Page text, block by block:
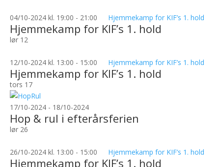
04/10-2024 kl. 19:00 - 21:00 Hjemmekamp for KIF’s 1. hold
Hjemmekamp for KIF’s 1. hold
lør 12
12/10-2024 kl. 13:00 - 15:00 Hjemmekamp for KIF’s 1. hold
Hjemmekamp for KIF’s 1. hold
tors 17
17/10-2024- 18/10-2024
Hop & rul i efterårsferien
lør 26
26/10-2024 kl. 13:00 - 15:00 Hjemmekamp for KIF’s 1. hold
Hjemmekamp for KIF’s 1. hold